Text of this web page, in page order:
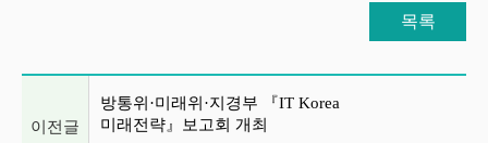
목록
이전글
방통위·미래위·지경부 『IT Korea
미래전략』보고회 개최